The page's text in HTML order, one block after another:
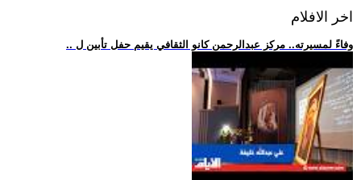
اخر الافلام
.. وفاءً لمسيرته.. مركز عبدالرحمن كانو الثقافي يقيم حفل تأبين ل